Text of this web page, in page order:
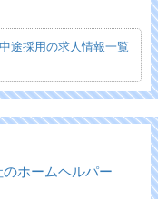
途採用の求人情報一覧
ホームヘルパー